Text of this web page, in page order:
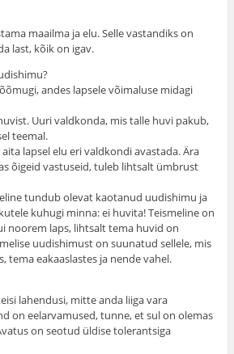
maailma ja elu. Selle vastandiks on
last, kõik on igav.
andes lapsele võimaluse midagi
Uuri valdkonda, mis talle huvi pakub,
teemal.
lapsel elu eri valdkondi avastada. Ära
õigeid vastuseid, tuleb lihtsalt ümbrust
tundub olevat kaotanud uudishimu ja
kuhugi minna: ei huvita! Teismeline on
noorem laps, lihtsalt tema huvid on
uudishimust on suunatud sellele, mis
tema eakaaslastes ja nende vahel.
lahendusi, mitte anda liiga vara
on eelarvamused, tunne, et sul on olemas
on seotud üldise tolerantsiga